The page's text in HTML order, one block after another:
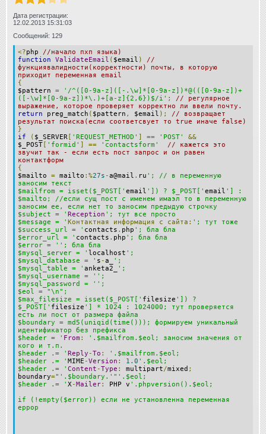
Дата регистрации:
12.02.2013 15:31:03
Сообщений: 129
<?php //начало пхп языка)
function
ValidateEmail ( $email )
//
функциявалидности(корректности) почты, в которую
приходит переменная email
{
$pattern =
'/^([0-9a-z]([-.\w]*[0-9a-z])*@(([0-9a-z])+
([-\w]*[0-9a-z])*\.)+[a-z]{2,6})$/i' ;
// регулярное
выражение, которое проверяет корректно ли ввели почту.
return preg_match ( $pattern , $email );
// возвращает
результат поиска(если соответсвует то true иначе false)
}
if
( $_SERVER [ 'REQUEST_METHOD' ] == 'POST'
&&
$_POST [ 'formid' ] == 'contactsform'
// кажется это
звучит так - если есть пост запрос и он равен
контактформ
{
$mailto = mailto :%27s -a@mail . ru '; // в переменную
заносим текст
$mailfrom = isset($_POST[' email ']) ? $_POST[' email '] :
$mailto; //если сущ пост с именем имаэл то в переменную
заносим ее, если нет то заносим предыдую строчку
$subject = ' Reception '; тут все просто
$message = ' Контактная информация с сайта: '; тут тоже
$success_url = ' contacts . php '; бла бла
$error_url = ' contacts . php '; бла бла
$error = ''; бла бла
$mysql_server = ' localhost ';
$mysql_database = ' s -a_
';
$mysql_table = ' anketa2_
';
$mysql_username = '';
$mysql_password = '';
$eol = "\n";
$max_filesize = isset($_POST[' filesize ']) ?
$_POST[' filesize '] * 1024 : 1024000; тут проверяется
есть ли пост от размера файла
$boundary = md5(uniqid(time())); формируем уникальный
идентификатор без префикса
$header = ' From :
'.$mailfrom.$eol; заносим значения от
кого и т.п.
$header .= ' Reply -To :
'.$mailfrom.$eol;
$header .= ' MIME -Version : 1.0 '.$eol;
$header .= ' Content -Type : multipart/mixed ;
boundary="'.$boundary.'"'.$eol;
$header .= ' X-Mailer: PHP v '.phpversion().$eol;
if (!empty($error)) если не установленна переменная
еррор